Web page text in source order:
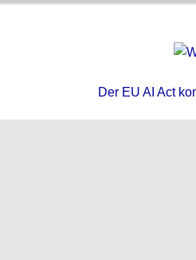
Der EU AI Act